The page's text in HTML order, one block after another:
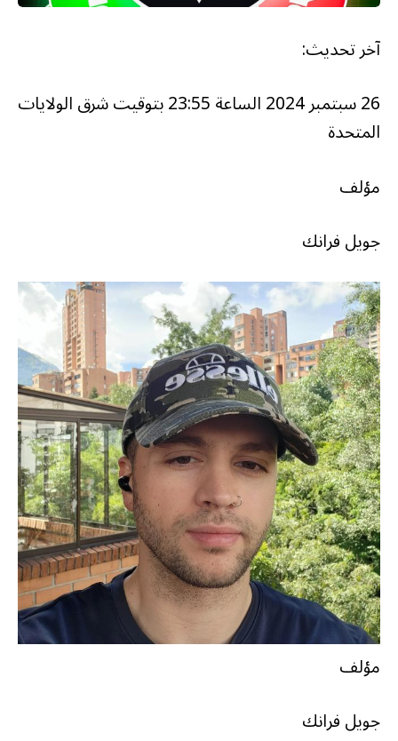
آخر تحديث:
26 سبتمبر 2024 الساعة 23:55 بتوقيت شرق الولايات
المتحدة
مؤلف
جويل فرانك
مؤلف
جويل فرانك